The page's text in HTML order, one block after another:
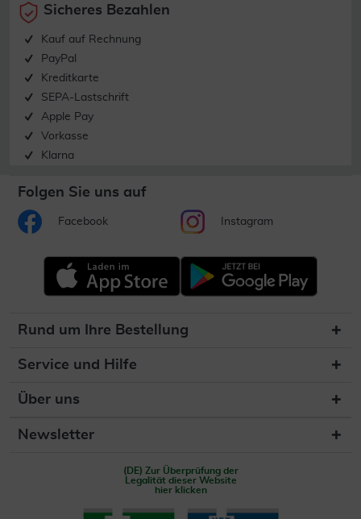
Sicheres Bezahlen
Kauf auf Rechnung
PayPal
Kreditkarte
SEPA-Lastschrift
Apple Pay
Vorkasse
Klarna
Folgen Sie uns auf
Facebook Instagram
Rund um Ihre Bestellung
Service und Hilfe
Über uns
Newsletter
(DE) Zur Überprüfung der
Legalität dieser Website
hier klicken